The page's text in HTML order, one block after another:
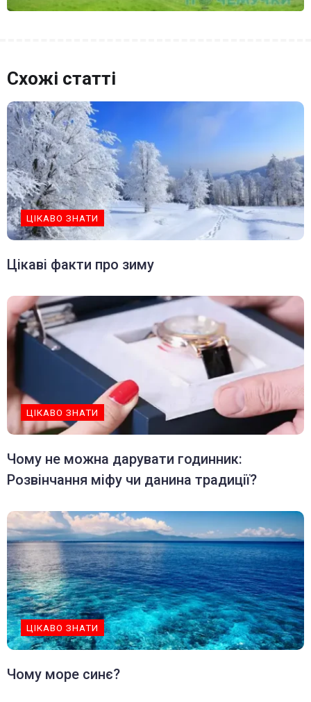
Схожі статті
ЦІКАВО ЗНАТИ
Цікаві факти про зиму
ЦІКАВО ЗНАТИ
Чому не можна дарувати годинник:
Розвінчання міфу чи данина традиції?
ЦІКАВО ЗНАТИ
Чому море синє?